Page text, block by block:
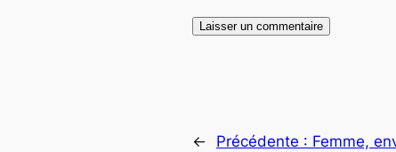
← Précédente : Femme,